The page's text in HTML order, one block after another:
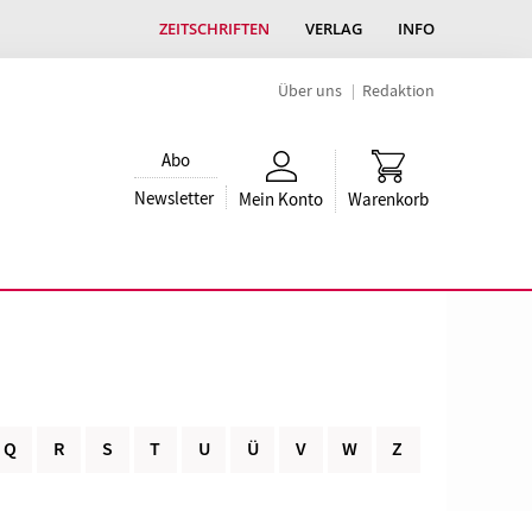
ZEITSCHRIFTEN VERLAG INFO
Über uns Redaktion
Abo
Newsletter
Mein Konto Warenkorb
Q R S T U Ü V W Z